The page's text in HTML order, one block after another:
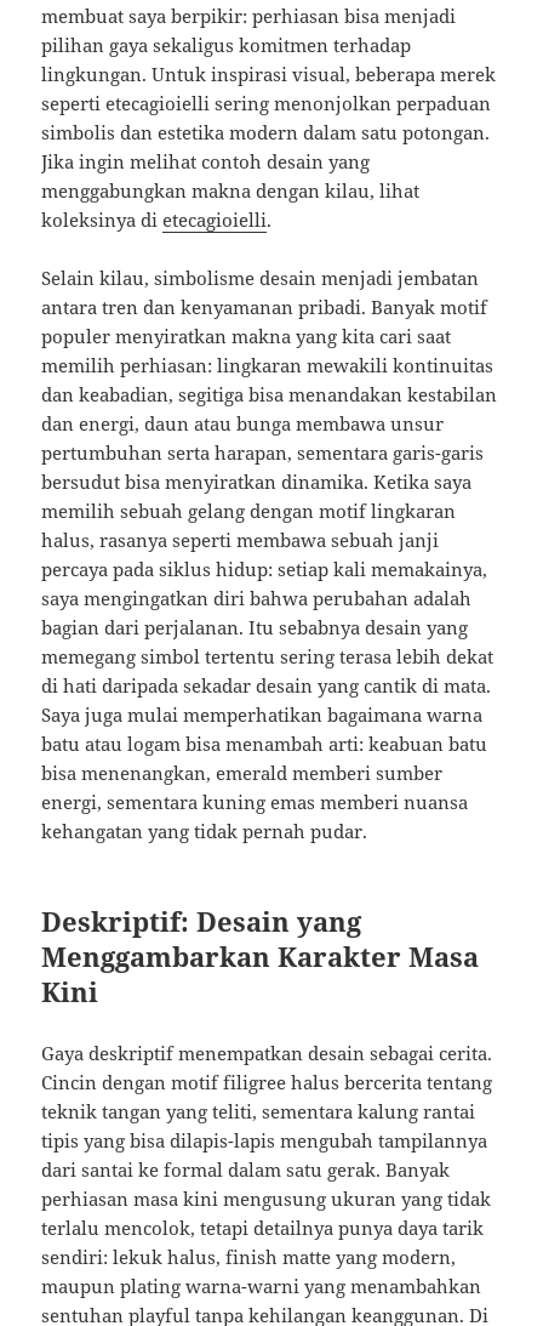
membuat saya berpikir: perhiasan bisa menjadi
pilihan gaya sekaligus komitmen terhadap
lingkungan. Untuk inspirasi visual, beberapa merek
seperti etecagioielli sering menonjolkan perpaduan
simbolis dan estetika modern dalam satu potongan.
Jika ingin melihat contoh desain yang
menggabungkan makna dengan kilau, lihat
koleksinya dietecagioielli.
Selain kilau, simbolisme desain menjadi jembatan
antara tren dan kenyamanan pribadi. Banyak motif
populer menyiratkan makna yang kita cari saat
memilih perhiasan: lingkaran mewakili kontinuitas
dan keabadian, segitiga bisa menandakan kestabilan
dan energi, daun atau bunga membawa unsur
pertumbuhan serta harapan, sementara garis-garis
bersudut bisa menyiratkan dinamika. Ketika saya
memilih sebuah gelang dengan motif lingkaran
halus, rasanya seperti membawa sebuah janji
percaya pada siklus hidup: setiap kali memakainya,
saya mengingatkan diri bahwa perubahan adalah
bagian dari perjalanan. Itu sebabnya desain yang
memegang simbol tertentu sering terasa lebih dekat
di hati daripada sekadar desain yang cantik di mata.
Saya juga mulai memperhatikan bagaimana warna
batu atau logam bisa menambah arti: keabuan batu
bisa menenangkan, emerald memberi sumber
energi, sementara kuning emas memberi nuansa
kehangatan yang tidak pernah pudar.
Deskriptif: Desain yang
Menggambarkan Karakter Masa
Kini
Gaya deskriptif menempatkan desain sebagai cerita.
Cincin dengan motif filigree halus bercerita tentang
teknik tangan yang teliti, sementara kalung rantai
tipis yang bisa dilapis-lapis mengubah tampilannya
dari santai ke formal dalam satu gerak. Banyak
perhiasan masa kini mengusung ukuran yang tidak
terlalu mencolok, tetapi detailnya punya daya tarik
sendiri: lekuk halus, finish matte yang modern,
maupun plating warna-warni yang menambahkan
sentuhan playful tanpa kehilangan keanggunan. Di